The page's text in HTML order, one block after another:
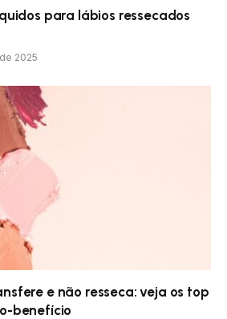
para lábios ressecados
2025
e não resseca: veja os top
benefício